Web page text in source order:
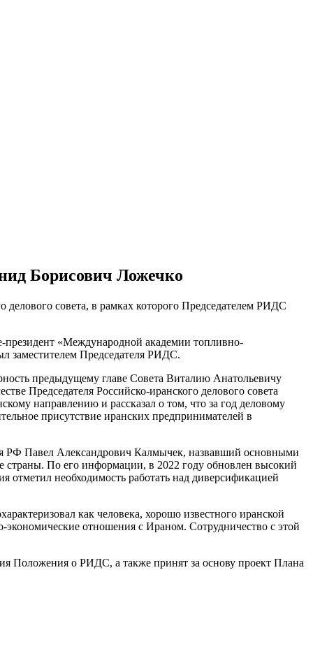
Борисович Ложечко
делового совета, в рамках которого Председателем РИДС
президент «Международной академии топливно-
заместителем Председателя РИДС.
предыдущему главе Совета Виталию Анатольевичу
Председателя Российско-иранского делового совета
направлению и рассказал о том, что за год деловому
присутствие иранских предпринимателей в
РФ Павел Александрович Калмычек, назвавший основными
страны. По его информации, в 2022 году обновлен высокий
отметил необходимость работать над диверсификацией
как человека, хорошо известного иранской
отношения с Ираном. Сотрудничество с этой
Положения о РИДС, а также принят за основу проект Плана